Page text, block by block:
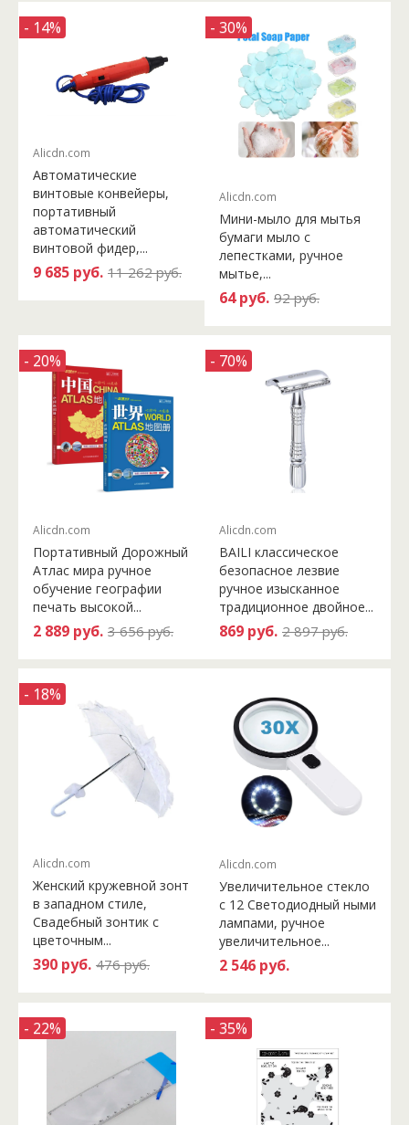
- 14%
Alicdn.com
Автоматические
винтовые конвейеры,
портативный
автоматический
винтовой фидер,...
9 685 руб. 11 262 руб.
- 30%
Alicdn.com
Мини-мыло для мытья
бумаги мыло с
лепестками, ручное
мытье,...
64 руб. 92 руб.
- 20%
Alicdn.com
Портативный Дорожный
Атлас мира ручное
обучение географии
печать высокой...
2 889 руб. 3 656 руб.
- 70%
Alicdn.com
BAILI классическое
безопасное лезвие
ручное изысканное
традиционное двойное...
869 руб. 2 897 руб.
- 18%
Alicdn.com
Женский кружевной зонт
в западном стиле,
Свадебный зонтик с
цветочным...
390 руб. 476 руб.
Alicdn.com
Увеличительное стекло
с 12 Светодиодный ными
лампами, ручное
увеличительное...
2 546 руб.
- 22% - 35%